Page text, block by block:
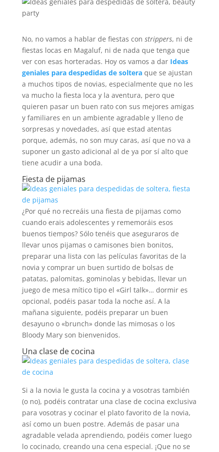
No, no vamos a hablar de fiestas con strippers, ni de
fiestas locas en Magaluf, ni de nada que tenga que
ver con esas horteradas. Hoy os vamos a dar Ideas
geniales para despedidas de solteraque se ajustan
a muchos tipos de novias, especialmente que no les
va mucho la fiesta loca y la aventura, pero que
quieren pasar un buen rato con sus mejores amigas
y familiares en un ambiente agradable y lleno de
sorpresas y novedades, así que estad atentas
porque, además, no son muy caras, así que no va a
suponer un gasto adicional al de ya por sí alto que
tiene acudir a una boda.
Fiesta de pijamas
¿Por qué no recreáis una fiesta de pijamas como
cuando erais adolescentes y rememoráis esos
buenos tiempos? Sólo tenéis que aseguraros de
llevar unos pijamas o camisones bien bonitos,
preparar una lista con las películas favoritas de la
novia y comprar un buen surtido de bolsas de
patatas, palomitas, gominolas y bebidas, llevar un
juego de mesa mítico tipo el «Girl talk»… dormir es
opcional, podéis pasar toda la noche así. A la
mañana siguiente, podéis preparar un buen
desayuno o «brunch» donde las mimosas o los
Bloody Mary son bienvenidos.
Una clase de cocina
Si a la novia le gusta la cocina y a vosotras también
(o no), podéis contratar una clase de cocina exclusiva
para vosotras y cocinar el plato favorito de la novia,
así como un buen postre. Además de pasar una
agradable velada aprendiendo, podéis comer luego
lo cocinado, creando una cena especial. ¡Que no se